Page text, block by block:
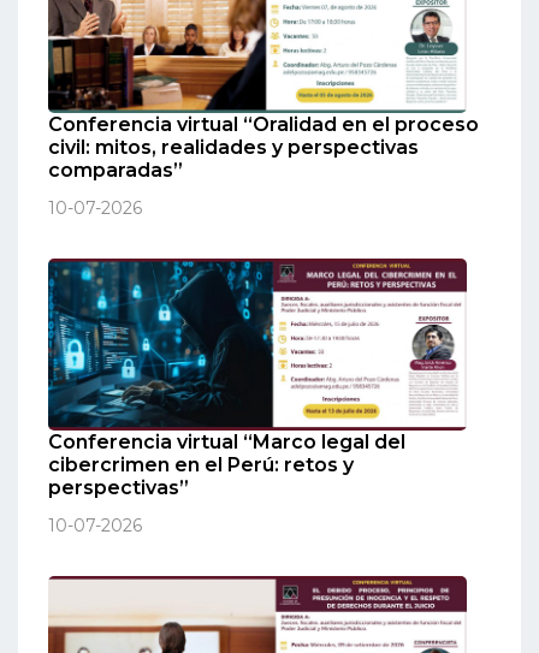
Conferencia virtual “Oralidad en el proceso
civil: mitos, realidades y perspectivas
comparadas”
10-07-2026
Conferencia virtual “Marco legal del
cibercrimen en el Perú: retos y
perspectivas”
10-07-2026